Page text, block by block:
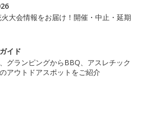
大会情報をお届け！開催・中止・延期
イド
グランピングからBBQ、アスレチック
アウトドアスポットをご紹介